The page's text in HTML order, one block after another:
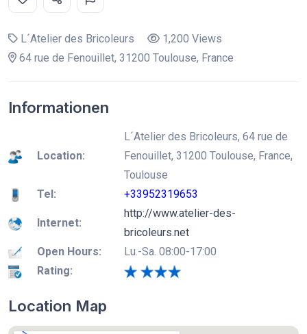
L´Atelier des Bricoleurs
1,200 Views
64 rue de Fenouillet, 31200 Toulouse, France
Informationen
Location:
L´Atelier des Bricoleurs, 64 rue de
Fenouillet, 31200 Toulouse, France,
Toulouse
Tel:
+33952319653
Internet:
http://www.atelier-des-
bricoleurs.net
Open Hours:
Lu.-Sa. 08:00-17:00
Rating:
Location Map